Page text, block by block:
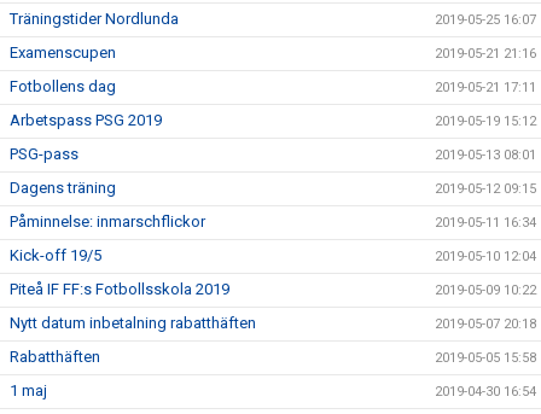
Träningstider Nordlunda 2019-05-25 16:07
Examenscupen 2019-05-21 21:16
Fotbollens dag 2019-05-21 17:11
Arbetspass PSG 2019 2019-05-19 15:12
PSG-pass 2019-05-13 08:01
Dagens träning 2019-05-12 09:15
Påminnelse: inmarschflickor 2019-05-11 16:34
Kick-off 19/5 2019-05-10 12:04
Piteå IF FF:s Fotbollsskola 2019 2019-05-09 10:22
Nytt datum inbetalning rabatthäften 2019-05-07 20:18
Rabatthäften 2019-05-05 15:58
1 maj 2019-04-30 16:54